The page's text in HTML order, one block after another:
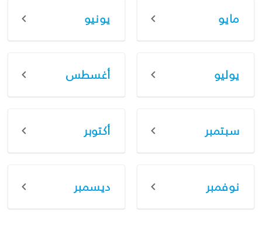
مايو يونيو
يوليو أغسطس
سبتمبر أكتوبر
نوفمبر ديسمبر